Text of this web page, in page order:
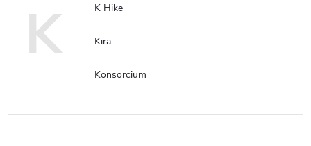
K K Hike
Kira
Konsorcium